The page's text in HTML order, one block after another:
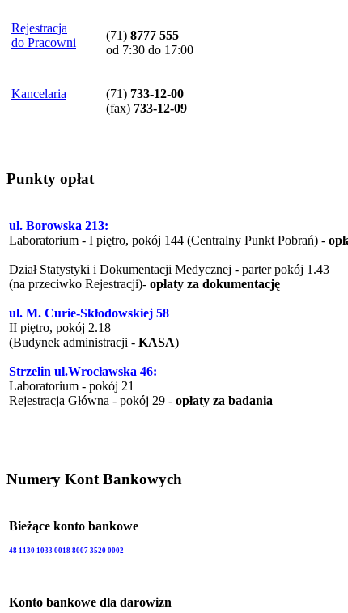
Rejestracja
do Pracowni
(71) 8777 555
od 7:30 do 17:00
Kancelaria (71) 733-12-00
(fax) 733-12-09
Punkty opłat
ul. Borowska 213:
Laboratorium - I piętro, pokój 144 (Centralny Punkt Pobrań) -
Dział Statystyki i Dokumentacji Medycznej - parter pokój 1.43
(na przeciwko Rejestracji)- opłaty za dokumentację
ul. M. Curie-Skłodowskiej 58
II piętro, pokój 2.18
(Budynek administracji - KASA)
Strzelin ul.Wrocławska 46:
Laboratorium - pokój 21
Rejestracja Główna - pokój 29 - opłaty za badania
Numery Kont Bankowych
Bieżące konto bankowe
48 1130 1033 0018 8007 3520 0002
Konto bankowe dla darowizn